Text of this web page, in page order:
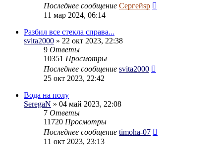
Последнее сообщение Сергейsp
11 мар 2024, 06:14
Разбил все стекла справа...
svita2000 » 22 окт 2023, 22:38
9 Ответы
10351 Просмотры
Последнее сообщение svita2000
25 окт 2023, 22:42
Вода на полу
SeregaN » 04 май 2023, 22:08
7 Ответы
11720 Просмотры
Последнее сообщение timoha-07
11 окт 2023, 23:13